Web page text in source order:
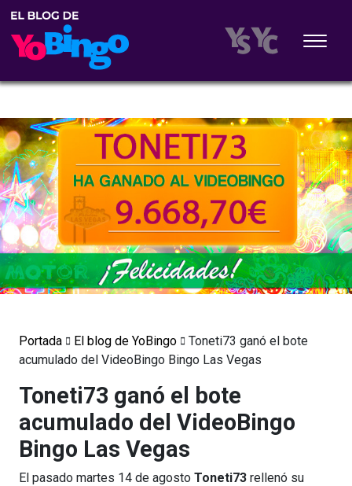
Portada El blog de YoBingo
Toneti73 ganó el bote
acumulado del VideoBingo Bingo Las Vegas
Toneti73 ganó el bote
acumulado del VideoBingo
Bingo Las Vegas
El pasado martes 14 de agosto Toneti73 rellenó su